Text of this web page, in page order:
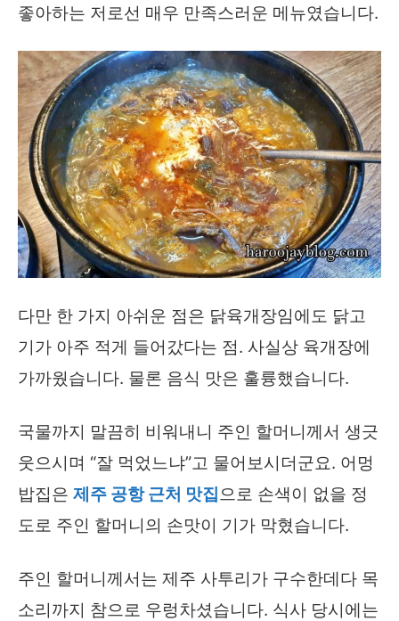
좋아하는 저로선 매우 만족스러운 메뉴였습니다.
다만 한 가지 아쉬운 점은 닭육개장임에도 닭고
기가 아주 적게 들어갔다는 점. 사실상 육개장에
가까웠습니다. 물론 음식 맛은 훌륭했습니다.
국물까지 말끔히 비워내니 주인 할머니께서 생긋
웃으시며 “잘 먹었느냐”고 물어보시더군요. 어멍
밥집은 제주 공항 근처 맛집으로 손색이 없을 정
도로 주인 할머니의 손맛이 기가 막혔습니다.
주인 할머니께서는 제주 사투리가 구수한데다 목
소리까지 참으로 우렁차셨습니다. 식사 당시에는